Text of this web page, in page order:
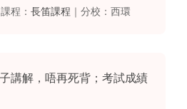
程： 長笛課程 ｜分校：西環
講解，唔再死背；考試成績